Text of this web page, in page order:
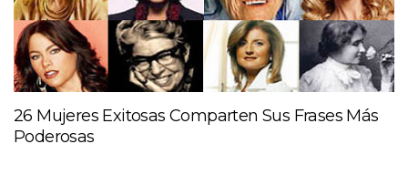
26 Mujeres Exitosas Comparten Sus Frases Más
Poderosas